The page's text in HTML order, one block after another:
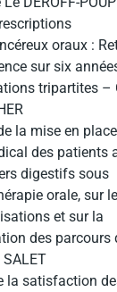
oraux :
sur six
tripartites –
la mise en
des patients
digestifs sous
orale, sur
et sur la
des parcours
la satisfaction